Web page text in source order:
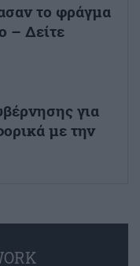
το φράγμα
– Δείτε
για
με την